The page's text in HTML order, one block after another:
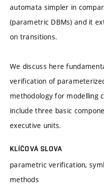
automata simpler in
(parametric DBMs) and it
on transitions.
We discuss here
verification of
methodology for modelling
include three basic
executive units.
KLÍČOVÁ SLOVA
parametric verification,
methods